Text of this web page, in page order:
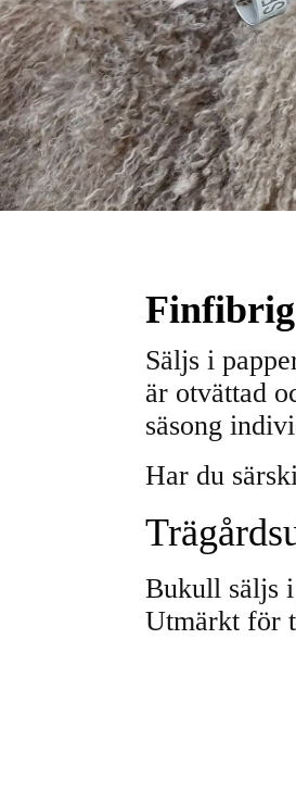
Säljsi
är otvättad
säsong
Har du
Bukull säljs
Utmärkt för